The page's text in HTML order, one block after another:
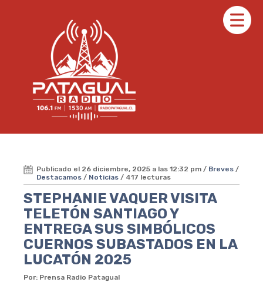
Publicado el 26 diciembre, 2025 a las 12:32 pm / Breves /
Destacamos / Noticias / 417 lecturas
STEPHANIE VAQUER VISITA
TELETÓN SANTIAGO Y
ENTREGA SUS SIMBÓLICOS
CUERNOS SUBASTADOS EN LA
LUCATÓN 2025
Por: Prensa Radio Patagual